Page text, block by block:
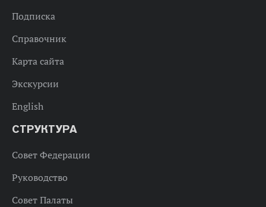
Подписка
Справочник
Карта сайта
Экскурсии
English
СТРУКТУРА
Совет Федерации
Руководство
Совет Палаты